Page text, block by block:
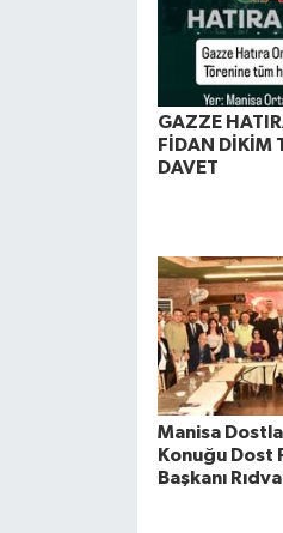
GAZZE
FİDAN DİKİM
DAVET
Manisa
Konuğu Dost
Başkanı